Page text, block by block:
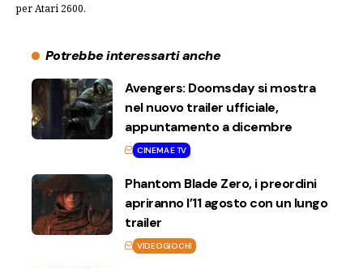
per Atari 2600.
Potrebbe interessarti anche
Avengers: Doomsday si mostra
nel nuovo trailer ufficiale,
appuntamento a dicembre
CINEMA E TV
Phantom Blade Zero, i preordini
apriranno l’11 agosto con un lungo
trailer
VIDEOGIOCHI